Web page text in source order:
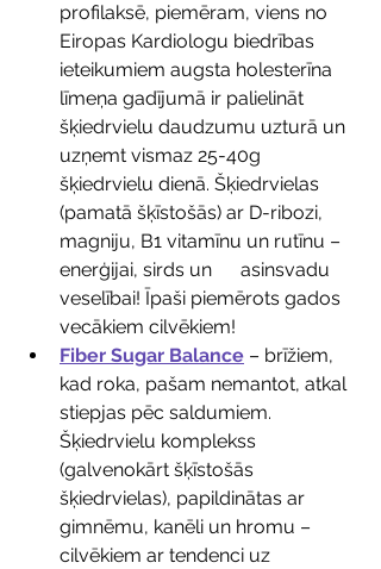
profilaksē, piemēram, viens no
Eiropas Kardiologu biedrības
ieteikumiem augsta holesterīna
līmeņa gadījumā ir palielināt
šķiedrvielu daudzumu uzturā un
uzņemt vismaz 25-40g
šķiedrvielu dienā. Šķiedrvielas
(pamatā šķīstošās) ar D-ribozi,
magniju, B1 vitamīnu un rutīnu –
enerģijai, sirds un      asinsvadu
veselībai! Īpaši piemērots gados
vecākiem cilvēkiem!
Fiber Sugar Balance – brīžiem,
kad roka, pašam nemantot, atkal
stiepjas pēc saldumiem.
Šķiedrvielu komplekss
(galvenokārt šķīstošās
šķiedrvielas), papildinātas ar
gimnēmu, kanēli un hromu –
cilvēkiem ar tendenci uz